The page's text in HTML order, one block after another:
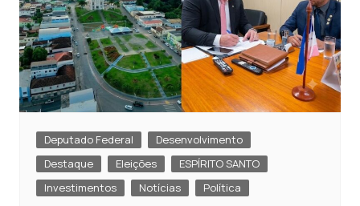
Deputado Federal
Desenvolvimento
Destaque
Eleições
ESPÍRITO SANTO
Investimentos
Notícias Política